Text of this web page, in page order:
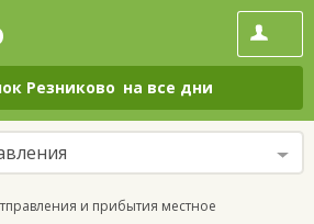
Резниково на все дни
и прибытия местное